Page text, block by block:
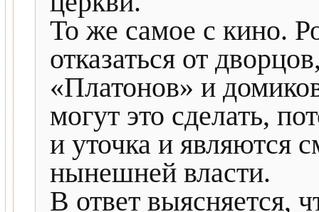
То же самое с кино.
отказаться от
«Платонов» и
могут это сделать,
и уточка и являются
нынешней власти.
В ответ выясняется,